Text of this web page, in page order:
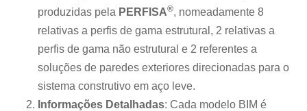
produzidas pela PERFISA®, nomeadamente 8
relativas a perfis de gama estrutural, 2 relativas a
perfis de gama não estrutural e 2 referentes a
soluções de paredes exteriores direcionadas para o
sistema construtivo em aço leve.
Informações Detalhadas: Cada modelo BIM é